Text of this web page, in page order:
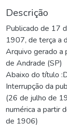
Descrição
Publicado de 17
1907, de terça a
Arquivo gerado a
de Andrade (SP)
Abaixo do título
Interrupção da
(26 de julho de
numérica a partir
de 1906)